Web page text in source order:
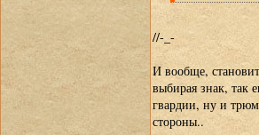
//-_-
И вообще,
выбирая знак, так
гвардии, ну и
стороны..